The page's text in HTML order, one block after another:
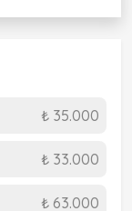
₺ 35.000
₺ 33.000
₺ 63.000